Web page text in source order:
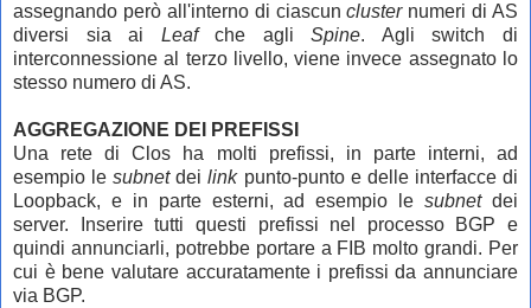
assegnando però all'interno di ciascuncluster numeri di AS
diversi sia ai Leafche agliSpine. Agli switch di
interconnessione al terzo livello, viene invece assegnato lo
stesso numero di AS.
AGGREGAZIONE DEI PREFISSI
Una rete di Clos ha molti prefissi, in parte interni, ad
esempio lesubnetdeilink punto-punto e delle interfacce di
Loopback, e in parte esterni, ad esempio lesubnetdei
server. Inserire tutti questi prefissi nel processo BGP e
quindi annunciarli, potrebbe portare a FIB molto grandi. Per
cui è bene valutare accuratamente i prefissi da annunciare
via BGP.